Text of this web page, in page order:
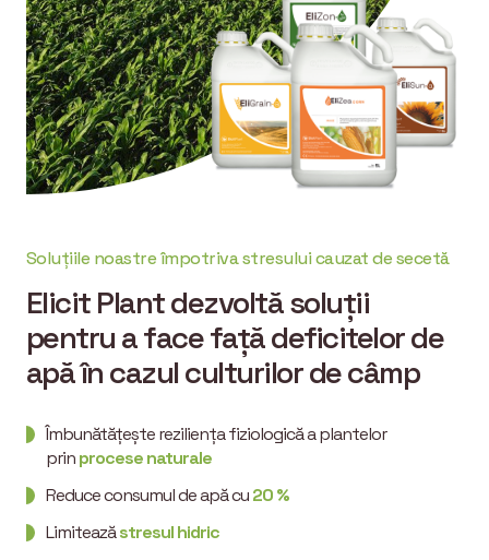
Soluțiile noastre împotriva stresului cauzat de secetă
Elicit Plant dezvoltă soluții
pentru a face față deficitelor de
apă în cazul culturilor de câmp
Îmbunătățește reziliența fiziologică a plantelor
prinprocese naturale
Reduce consumul de apă cu20 %
Limiteazăstresul hidric